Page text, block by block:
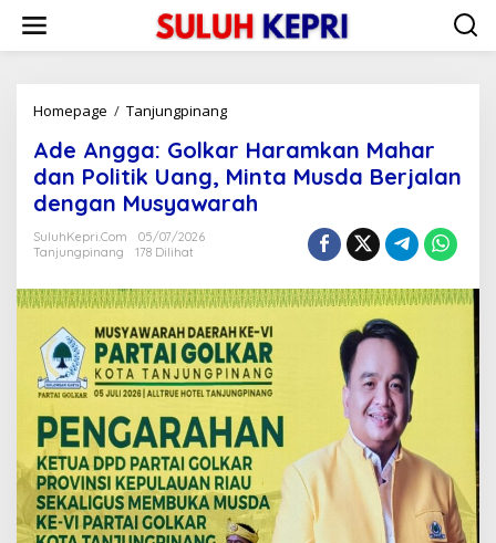
w
Homepage / Tanjungpinang
e
A
n
g
G
o
l
k
a
r
r
a
m
k
a
Ade Angga: Golkar Haramkan Mahar
dan Politik Uang, Minta Musda Berjalan
dengan Musyawarah
SuluhKepri.com
05/07/2026
Tanjungpinang
178 Dilihat